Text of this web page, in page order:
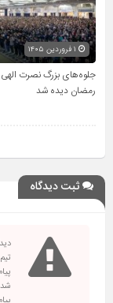
جلوه‌های بزرگ نصرت الهی
رمضان دیده شد
ثبت دیدگاه